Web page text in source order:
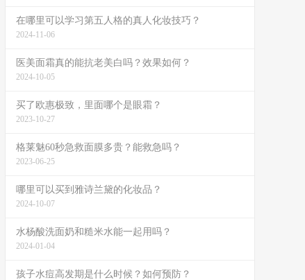
在哪里可以学习第五人格的真人化妆技巧？
2024-11-06
医美面霜真的能抗老美白吗？效果如何？
2024-10-05
买了欧惠极致，里面哪个是眼霜？
2023-10-27
格莱魅60秒急救面膜多贵？能救急吗？
2023-06-25
哪里可以买到雅诗兰黛的化妆品？
2024-10-07
水杨酸洗面奶和糙米水能一起用吗？
2024-01-04
孩子水痘高发期是什么时候？如何预防？